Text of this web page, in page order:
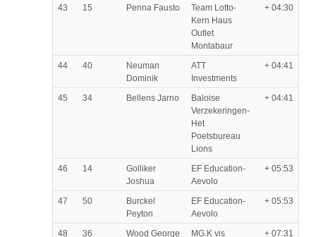
43 15 Penna Fausto
Team Lotto-
Kern Haus
Outlet
Montabaur
+ 04:30
44 40
Neuman
Dominik
ATT
Investments
+ 04:41
45 34 Bellens Jarno
Baloise
Verzekeringen-
Het
Poetsbureau
Lions
+ 04:41
46 14
Golliker
Joshua
EF Education-
Aevolo
+ 05:53
47 50
Burckel
Peyton
EF Education-
Aevolo
+ 05:53
48 36 Wood George
MG.K vis
+ 07:31